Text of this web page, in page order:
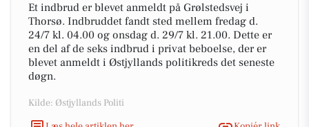
Et indbrud er blevet anmeldt på Grølstedsvej i
Thorsø. Indbruddet fandt sted mellem fredag d.
24/7 kl. 04.00 og onsdag d. 29/7 kl. 21.00. Dette er
en del af de seks indbrud i privat beboelse, der er
blevet anmeldt i Østjyllands politikreds det seneste
døgn.
Kilde: Østjyllands Politi